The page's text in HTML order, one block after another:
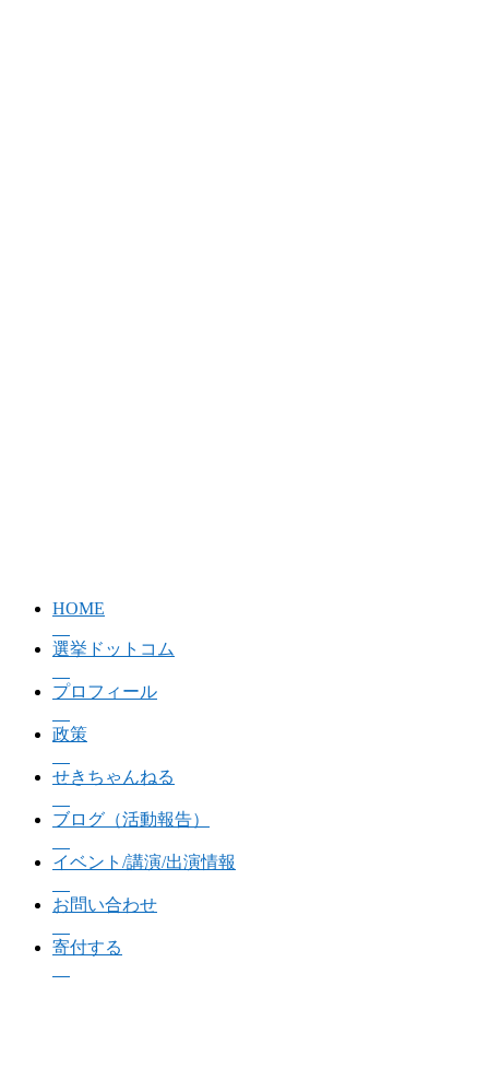
HOME
選挙ドットコム
プロフィール
政策
せきちゃんねる
ブログ（活動報告）
イベント/講演/出演情報
お問い合わせ
寄付する